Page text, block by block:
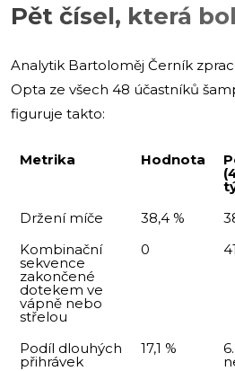
Pět čísel, která
Analytik Bartoloměj Černík
Opta ze všech 48 účastníků
figuruje takto:
Metrika Hodnota
Držení míče 38,4 %
Kombinační
sekvence
zakončené
dotekem ve
vápně nebo
střelou
0
Podíl dlouhých
přihrávek
17,1 % 6.